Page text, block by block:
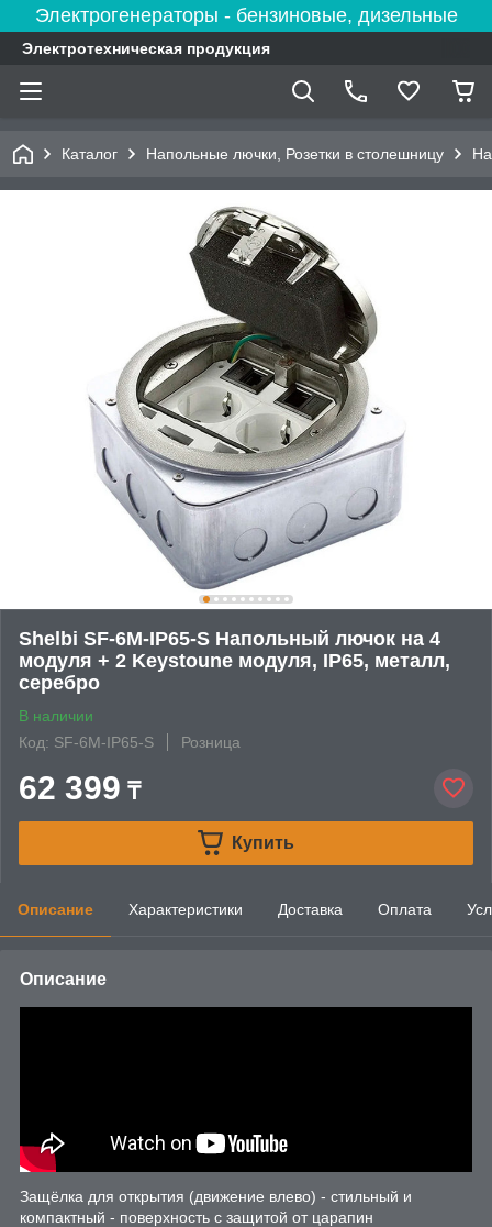
Электрогенераторы - бензиновые, дизельные
Электротехническая продукция
Каталог Напольные лючки, Розетки в столешницу
Shelbi SF-6M-IP65-S Напольный лючок на 4
модуля + 2 Keystoune модуля, IP65, металл,
серебро
В наличии
Код: SF-6M-IP65-S
Розница
62 399 ₸
Купить
Описание Характеристики Доставка Оплата
Описание
Защёлка для открытия (движение влево) - стильный и
компактный - поверхность с защитой от царапин